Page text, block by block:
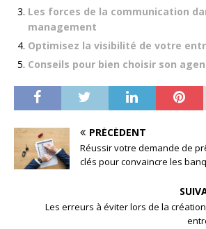
Les forces de la communication
management
Optimisez la visibilité de votre
Conseils pour bien choisir son
PRÉCÉDENT
Réussir votre demande de
clés pour convaincre les
Les erreurs à éviter lors de la création